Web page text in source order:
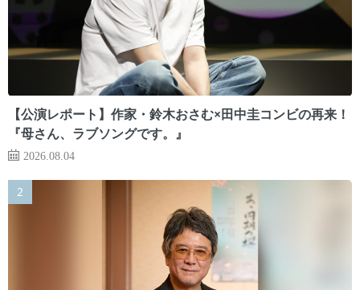
【公演レポート】作家・鈴木おさむ×田中圭コンビの再来！
『母さん、ラブソングです。』
2026.08.04